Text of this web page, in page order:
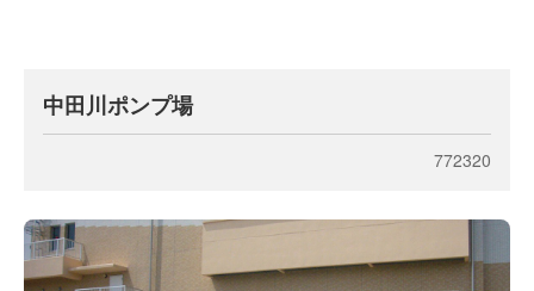
中田川ポンプ場
772320